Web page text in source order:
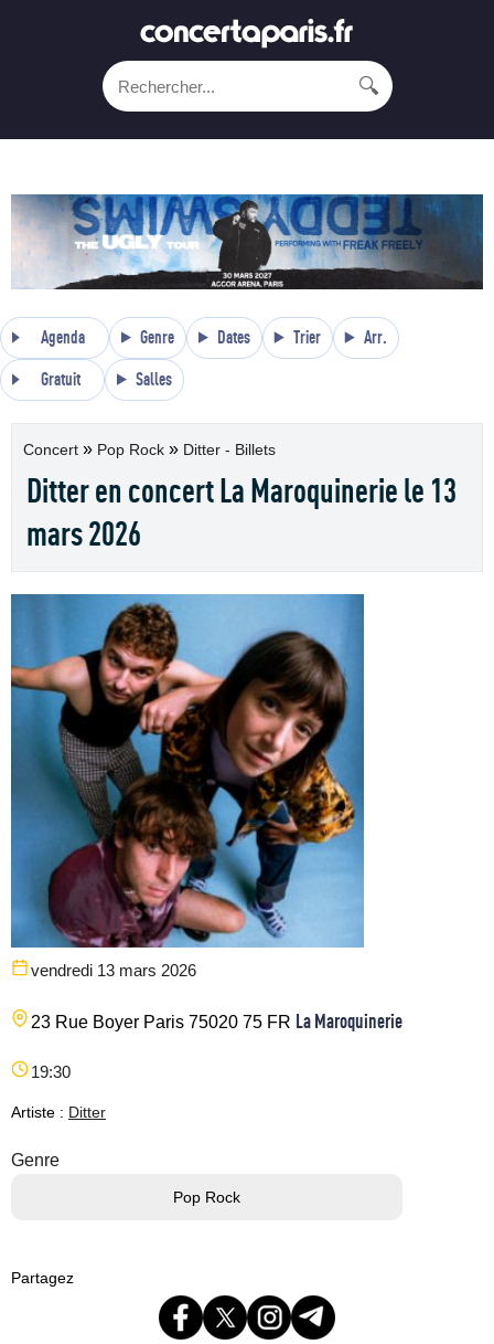
🔍
Agenda Genre Dates Trier Arr.
Gratuit Salles
Concert » Pop Rock » Ditter - Billets
Ditter en concert La Maroquinerie le 13
mars 2026
vendredi 13 mars 2026
23 Rue Boyer Paris 75020 75 FR La Maroquinerie
19:30
Artiste : Ditter
Genre
Pop Rock
Partagez